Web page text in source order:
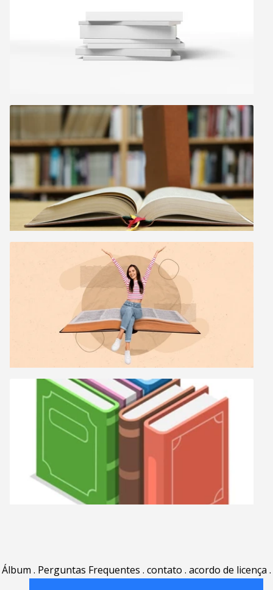
Álbum . Perguntas Frequentes . contato . acordo de licença .